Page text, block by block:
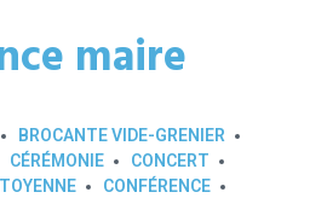
maire
BROCANTE VIDE-GRENIER
CÉRÉMONIE
CONCERT
CONFÉRENCE